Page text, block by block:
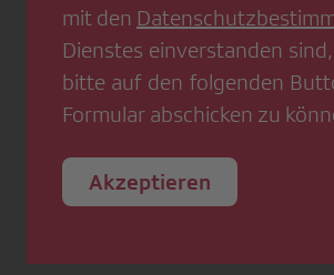
mit den
Dienstes einverstanden
bitte auf den folgenden
Formular abschicken zu
Akzeptieren